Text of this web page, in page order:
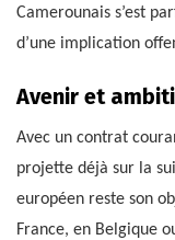
Camerounais s’est
d’une implication
Avenir et
Avec un contrat
projette déjà sur la
européen reste son
France, en Belgique